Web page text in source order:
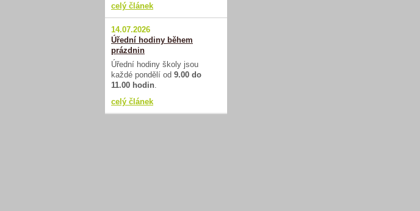
celý článek
14.07.2026
Úřední hodiny během
prázdnin
Úřední hodiny školy jsou
každé pondělí od 9.00 do
11.00 hodin
celý článek